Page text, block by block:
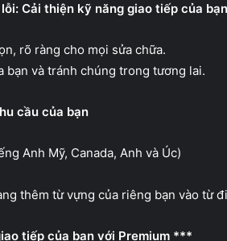
Cải thiện kỹ năng giao tiếp của bạn
rõ ràng cho mọi sửa chữa.
bạn và tránh chúng trong tương lai.
cầu của bạn
Anh Mỹ, Canada, Anh và Úc)
thêm từ vựng của riêng bạn vào từ
tiếp của bạn với Premium ***